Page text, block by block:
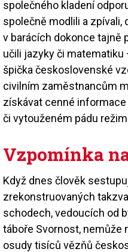
společného kladení
společně modlili a
v barácích dokonce tajně
učili jazyky či
špička československé
civilním zaměstnancům
získávat cenné
či vytouženém pádu
Vzpomínka
Když dnes člověk
zrekonstruovaných
schodech, vedoucích od
táboře Svornost, nemůže
osudy tisíců vězňů